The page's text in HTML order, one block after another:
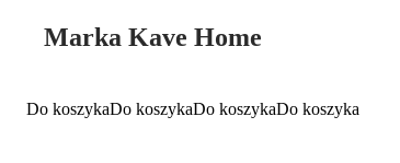
Marka Kave Home
Do koszykaDo koszykaDo koszykaDo koszyka